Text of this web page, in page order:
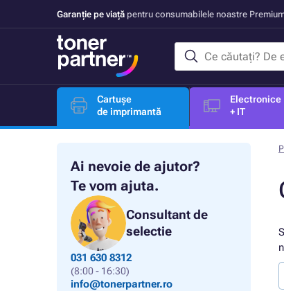
Garanție pe viață pentru consumabilele noastre
Cartușe
de imprimantă
Electronice
+ IT
Ai nevoie de ajutor?
Te vom ajuta.
Consultant de
selectie
031 630 8312
(8:00 - 16:30)
info@tonerpartner.ro